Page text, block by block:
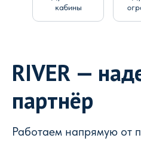
кабины
RIVER —
партнёр
Работаем напрямую от